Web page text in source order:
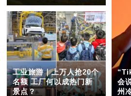
工业旅游｜上万人抢20个
名额 工厂何以成热门新
景点？
会
州